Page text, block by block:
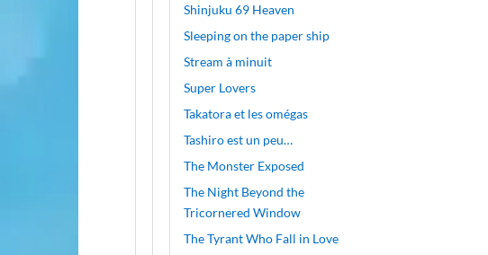
Shinjuku 69 Heaven
Sleeping on the paper ship
Stream à minuit
Super Lovers
Takatora et les omégas
Tashiro est un peu…
The Monster Exposed
The Night Beyond the
Tricornered Window
The Tyrant Who Fall in Love